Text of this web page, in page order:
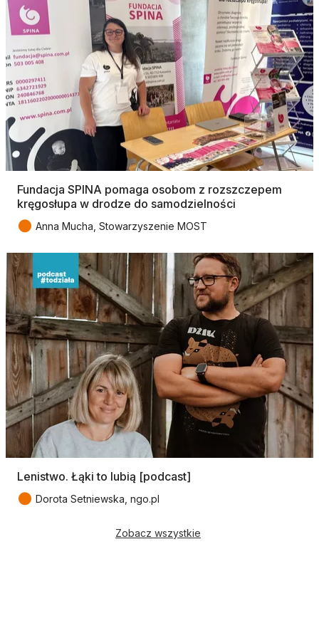
Fundacja SPINA pomaga osobom z rozszczepem
kręgosłupa w drodze do samodzielności
● Anna Mucha, Stowarzyszenie MOST
Lenistwo. Łąki to lubią [podcast]
● Dorota Setniewska, ngo.pl
Zobacz wszystkie